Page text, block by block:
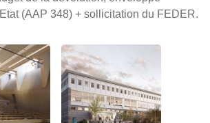
(AAP 348) + sollicitation du FEDER.